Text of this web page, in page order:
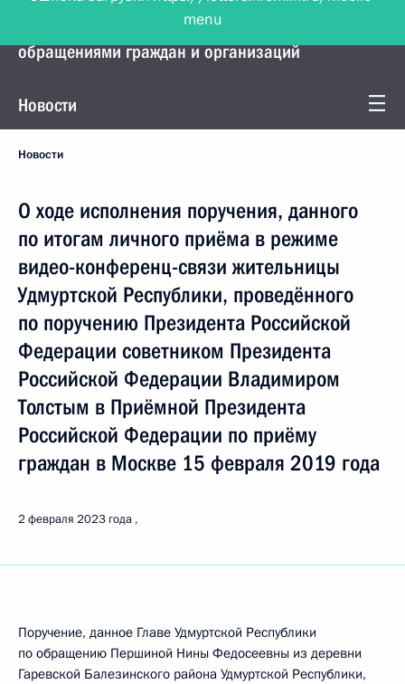
Управление Президента по работе с
обращениями граждан и организаций
Новости
Новости
О ходе исполнения поручения, данного
по итогам личного приёма в режиме
видео-конференц-связи жительницы
Удмуртской Республики, проведённого
по поручению Президента Российской
Федерации советником Президента
Российской Федерации Владимиром
Толстым в Приёмной Президента
Российской Федерации по приёму
граждан в Москве 15 февраля 2019 года
2 февраля 2023 года
Поручение, данное Главе Удмуртской Республики
по обращению Першиной Нины Федосеевны из деревни
Гаревской Балезинского района Удмуртской Республики,
menu